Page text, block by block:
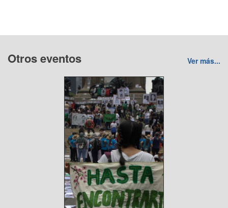
Otros eventos Ver más...